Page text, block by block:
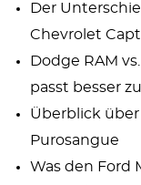
Der
Chevrolet
Dodge RAM
passt besser
Überblick
Purosangue
Was den Ford